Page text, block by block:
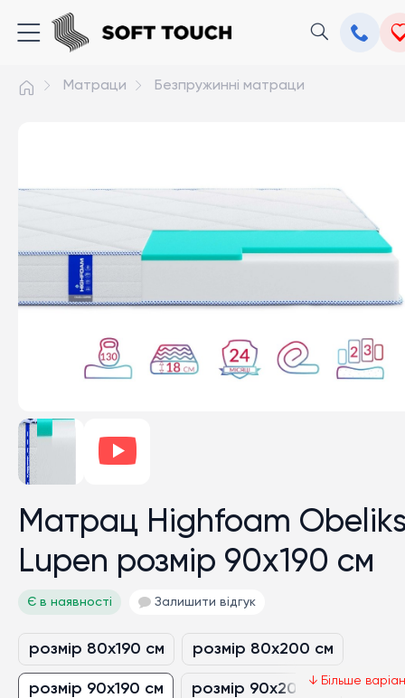
Матраци Безпружинні матраци
Матрац Highfoam
Lupen розмір 90x190 см
Є в наявності Залишити відгук
розмір 80x190 см розмір 80x200 см
розмір 90x190 см розмір 90x200 см